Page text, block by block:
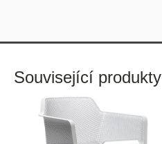
Související produkty